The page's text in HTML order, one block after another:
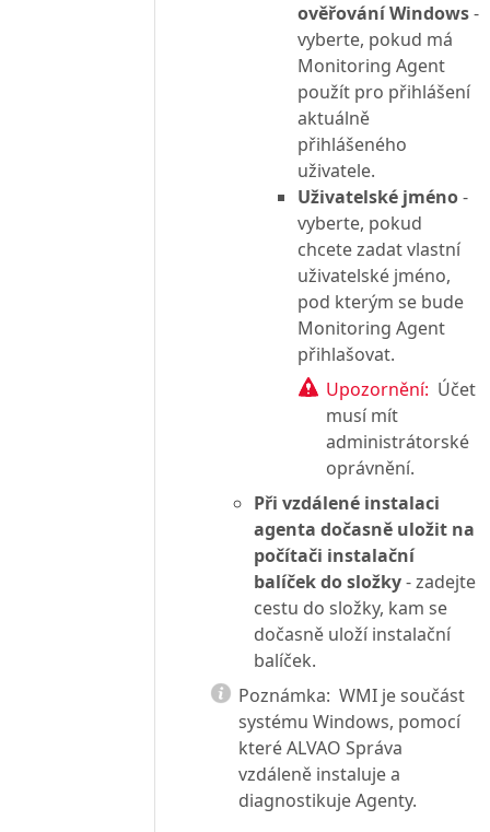
ověřování Windows-
vyberte, pokud má
Monitoring Agent
použít pro přihlášení
aktuálně
přihlášeného
uživatele.
Uživatelské jméno-
vyberte, pokud
chcete zadat vlastní
uživatelské jméno,
pod kterým se bude
Monitoring Agent
přihlašovat.
Upozornění: Účet
musí mít
administrátorské
oprávnění.
Při vzdálené instalaci
agenta dočasně uložit na
počítači instalační
balíček do složky- zadejte
cestu do složky, kam se
dočasně uloží instalační
balíček.
Poznámka: WMI je součást
systému Windows, pomocí
které ALVAO Správa
vzdáleně instaluje a
diagnostikuje Agenty.